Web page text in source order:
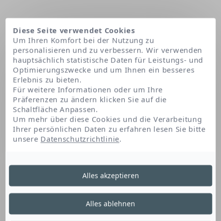
Startseite Caprylyl glycol
Caprylyl Glycol
Dieses Polyol ist ein Feuchthaltemittel, das
hilft, den Feuchtigkeitsgehalt der Haut zu
Diese Seite verwendet Cookies
Um Ihren Komfort bei der Nutzung zu
personalisieren und zu verbessern. Wir verwenden
hauptsächlich statistische Daten für Leistungs- und
Optimierungszwecke und um Ihnen ein besseres
Erlebnis zu bieten.
Für weitere Informationen oder um Ihre
Präferenzen zu ändern klicken Sie auf die
Schaltfläche Anpassen.
Um mehr über diese Cookies und die Verarbeitung
Ihrer persönlichen Daten zu erfahren lesen Sie bitte
unsere Datenschutzrichtlinie.
Alles ablehnen
Alles akzeptieren